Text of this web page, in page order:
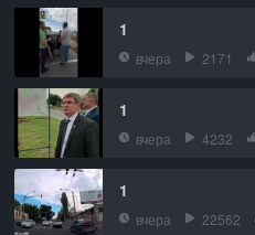
1
вчера 2171
1
вчера 4232
1
вчера 22562